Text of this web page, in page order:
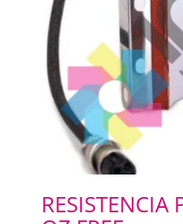
RESISTENCIA